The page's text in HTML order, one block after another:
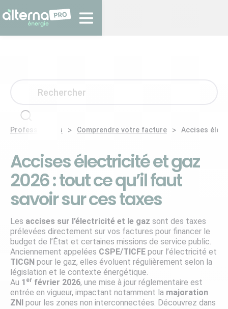
Professionnels > Comprendre votre facture > Accises
Accises électricité et gaz
2026 : tout ce qu’il faut
savoir sur ces taxes
Les accises sur l’électricité et le gaz sont des taxes
prélevées directement sur vos factures pour financer le
budget de l’État et certaines missions de service public.
Anciennement appelées CSPE/TICFE pour l’électricité et
TICGN pour le gaz, elles évoluent régulièrement selon la
législation et le contexte énergétique.
Au 1 er février 2026, une mise à jour réglementaire est
entrée en vigueur, impactant notamment la majoration
ZNI pour les zones non interconnectées. Découvrez dans